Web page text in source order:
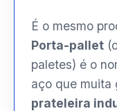
É o mesmo
Porta-pallet
paletes) é o
aço que muita
prateleira